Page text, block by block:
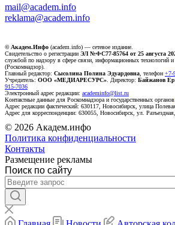
mail@academ.info
reklama@academ.info
© Академ.Инфо (academ.info) — сетевое издание.
Свидетельство о регистрации ЭЛ №ФС77-85764 от 25 августа
службой по надзору в сфере связи, информационных технологий
(Роскомнадзор).
Главный редактор: Сысолина Полина Эдуардовна , телефон +7-
Учредитель: ООО «МЕДИАРЕСУРС» . Директор: Байжанов
915-7036
Электронный адрес редакции: academinfo@list.ru
Контактные данные для Роскомнадзора и государственных органов:
Адрес редакции фактический: 630117, Новосибирск, улица
Адрес для корреспонденции: 630055, Новосибирск, ул.
© 2026 Академ.инфо
Политика конфиденциальности
Контакты
Размещение рекламы
Поиск по сайту